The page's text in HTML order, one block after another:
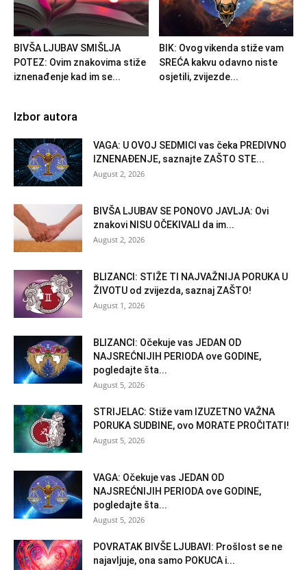
BIVŠA LJUBAV SMIŠLJA
POTEZ: Ovim znakovima stiže
iznenađenje kad im se...
BIK: Ovog vikenda stiže vam
SREĆA kakvu odavno niste
osjetili, zvijezde...
Izbor autora
VAGA: U OVOJ SEDMICI vas čeka PREDIVNO
IZNENAĐENJE, saznajte ZAŠTO STE...
August 2, 2026
BIVŠA LJUBAV SE PONOVO JAVLJA: Ovi
znakovi NISU OČEKIVALI da im...
August 2, 2026
BLIZANCI: STIŽE TI NAJVAŽNIJA PORUKA U
ŽIVOTU od zvijezda, saznaj ZAŠTO!
August 1, 2026
BLIZANCI: Očekuje vas JEDAN OD
NAJSREĆNIJIH PERIODA ove GODINE,
pogledajte šta...
August 5, 2026
STRIJELAC: Stiže vam IZUZETNO VAŽNA
PORUKA SUDBINE, ovo MORATE PROČITATI!
August 5, 2026
VAGA: Očekuje vas JEDAN OD
NAJSREĆNIJIH PERIODA ove GODINE,
pogledajte šta...
August 5, 2026
POVRATAK BIVŠE LJUBAVI: Prošlost se ne
najavljuje, ona samo POKUCA i...